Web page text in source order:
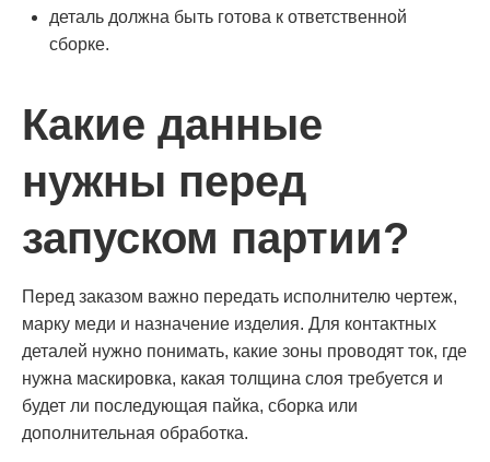
деталь должна быть готова к ответственной
сборке.
Какие данные
нужны перед
запуском партии?
Перед заказом важно передать исполнителю чертеж,
марку меди и назначение изделия. Для контактных
деталей нужно понимать, какие зоны проводят ток, где
нужна маскировка, какая толщина слоя требуется и
будет ли последующая пайка, сборка или
дополнительная обработка.